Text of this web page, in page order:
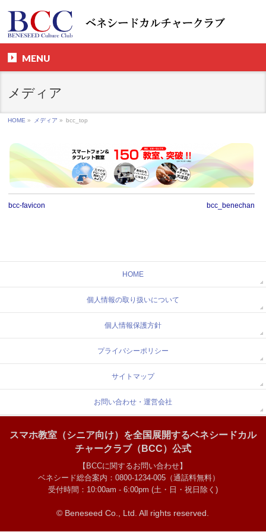
MENU
メディア
HOME » メディア » bcc_top
bcc-favicon bcc_benechan
HOME
個人情報の取り扱いについて
個人情報保護方針
プライバシーポリシー
サイトマップ
お問い合わせ・運営会社
スマホ教室（シニア向け）を全国展開するベネシードカル
チャークラブ（BCC）公式
【BCCに関するお問い合わせ】
ベネシード総合案内：0800-1234-005（通話料無料）
受付時間：10:00am - 6:00pm (土・日・祝日除く)
© Beneseed Co., Ltd. All rights reserved.